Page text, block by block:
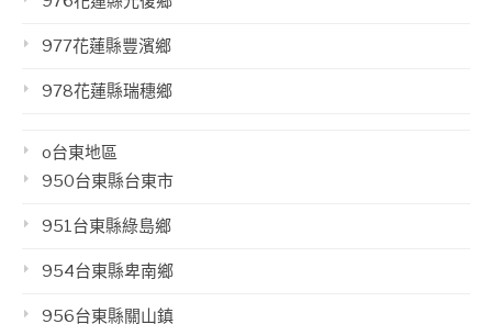
977花蓮縣豐濱鄉
978花蓮縣瑞穗鄉
o台東地區
950台東縣台東市
951台東縣綠島鄉
954台東縣卑南鄉
956台東縣關山鎮